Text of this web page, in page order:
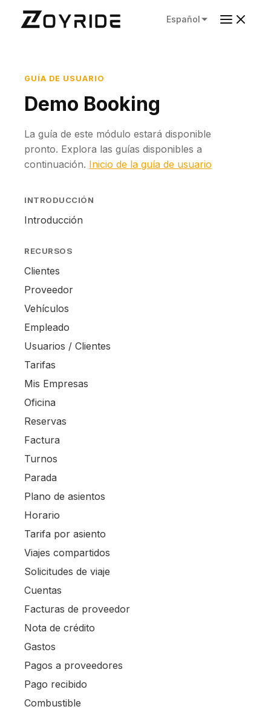
Español
GUÍA DE USUARIO
Demo Booking
La guía de este módulo estará disponible
pronto. Explora las guías disponibles a
continuación. Inicio de la guía de usuario
INTRODUCCIÓN
Introducción
RECURSOS
Clientes
Proveedor
Vehículos
Empleado
Usuarios / Clientes
Tarifas
Mis Empresas
Oficina
Reservas
Factura
Turnos
Parada
Plano de asientos
Horario
Tarifa por asiento
Viajes compartidos
Solicitudes de viaje
Cuentas
Facturas de proveedor
Nota de crédito
Gastos
Pagos a proveedores
Pago recibido
Combustible